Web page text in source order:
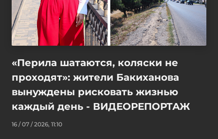
«Перила шатаются, коляски не
проходят»: жители Бакиханова
вынуждены рисковать жизнью
каждый день - ВИДЕОРЕПОРТАЖ
16 / 07 / 2026, 11:10